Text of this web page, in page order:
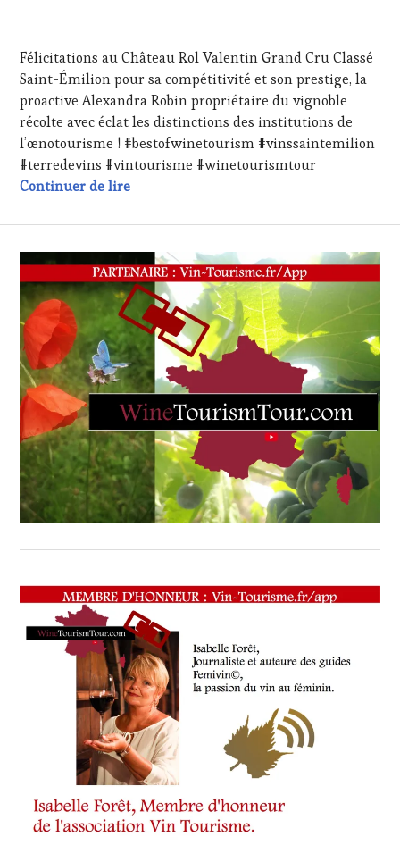
&
DÉGUSTATIONS,
WINE
TASTING,
MÉDIAS,
PRESSE
ÉCRITE,
RADIO,
TV,
OENOTOURISME,
VIN
TOURISME,
PRODUCTEURS
TERROIR ,
RESTAURATEUR,
CHEF,
CUISINIER,
ŒNOLOGUE,
SOMMELIER,
SALONS
INTERNATIONAUX,
VIGNOBLES
WINE
TASTING
VOUCHER
TOURISM
WINE
TOURISM
WINETASTINGVOUCHER.COM
2024
Félicitations au Château Rol Valentin Grand Cru Classé
Saint-Émilion pour sa compétitivité et son prestige, la
proactive Alexandra Robin propriétaire du vignoble
récolte avec éclat les distinctions des institutions de
l’œnotourisme ! #bestofwinetourism #vinssaintemilion
#terredevins #vintourisme #winetourismtour
Continuer de lireFélicitations au Château Rol Valentin